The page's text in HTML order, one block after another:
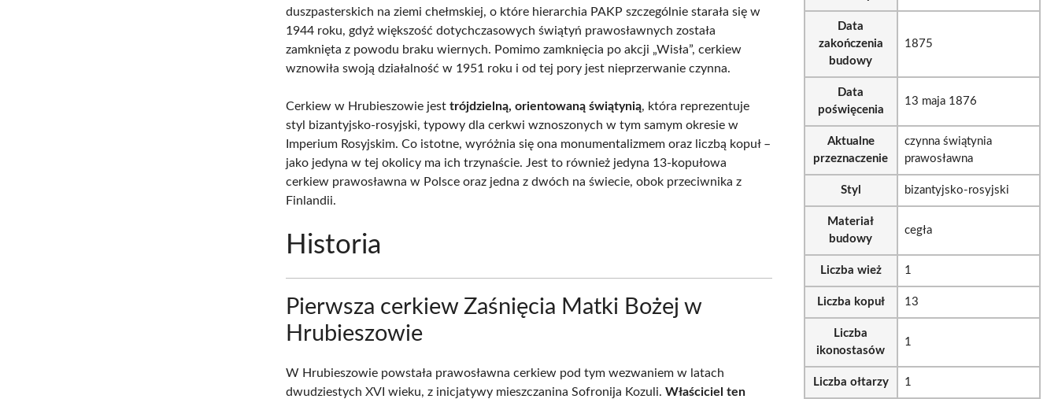
duszpasterskich na ziemi chełmskiej, o które hierarchia PAKP szczególnie starała się w
1944 roku, gdyż większość dotychczasowych świątyń prawosławnych została
zamknięta z powodu braku wiernych. Pomimo zamknięcia po akcji „Wisła”, cerkiew
wznowiła swoją działalność w 1951 roku i od tej pory jest nieprzerwanie czynna.
Cerkiew w Hrubieszowie jesttrójdzielną, orientowaną świątynią, która reprezentuje
styl bizantyjsko-rosyjski, typowy dla cerkwi wznoszonych w tym samym okresie w
Imperium Rosyjskim. Co istotne, wyróżnia się ona monumentalizmem oraz liczbą kopuł –
jako jedyna w tej okolicy ma ich trzynaście. Jest to również jedyna 13-kopułowa
cerkiew prawosławna w Polsce oraz jedna z dwóch na świecie, obok przeciwnika z
Finlandii.
Historia
Pierwsza cerkiew Zaśnięcia Matki Bożej w
Hrubieszowie
W Hrubieszowie powstała prawosławna cerkiew pod tym wezwaniem w latach
dwudziestych XVI wieku, z inicjatywy mieszczanina Sofronija Kozuli.Właściciel ten
Data
zakończenia
budowy
1875
Data
poświęcenia
13 maja 1876
Aktualne
przeznaczenie
czynna świątynia
prawosławna
Styl bizantyjsko-rosyjski
Materiał
budowy
cegła
Liczba wież 1
Liczba kopuł 13
Liczba
ikonostasów
1
Liczba ołtarzy 1